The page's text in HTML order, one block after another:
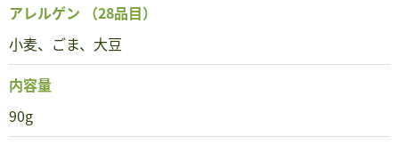
アレルゲン （28品目）
小麦、ごま、大豆
内容量
90g